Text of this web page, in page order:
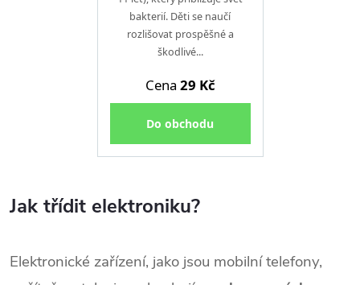
Jak třídit elektroniku?
Elektronické zařízení, jako jsou mobilní telefony,